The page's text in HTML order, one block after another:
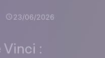
23/06/2026
Vinci :